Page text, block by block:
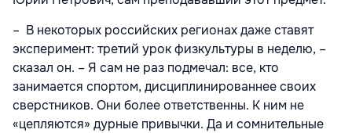
– В некоторых российских регионах даже ставят
эксперимент: третий урок физкультуры в неделю, –
сказал он. – Я сам не раз подмечал: все, кто
занимается спортом, дисциплинированнее своих
сверстников. Они более ответственны. К ним не
«цепляются» дурные привычки. Да и сомнительные